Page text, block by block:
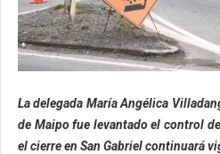
La delegada María Angélica
de Maipo fue levantado el control
el cierre en San Gabriel continuará